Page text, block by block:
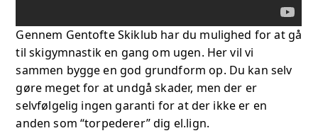
Gennem Gentofte Skiklub har du mulighed for at gå
til skigymnastik en gang om ugen. Her vil vi
sammen bygge en god grundform op. Du kan selv
gøre meget for at undgå skader, men der er
selvfølgelig ingen garanti for at der ikke er en
anden som “torpederer” dig el.lign.